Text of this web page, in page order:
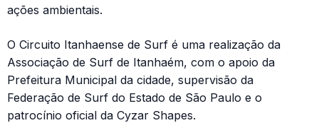
ações ambientais.
O Circuito Itanhaense de Surf é uma realização da
Associação de Surf de Itanhaém, com o apoio da
Prefeitura Municipal da cidade, supervisão da
Federação de Surf do Estado de São Paulo e o
patrocínio oficial da Cyzar Shapes.